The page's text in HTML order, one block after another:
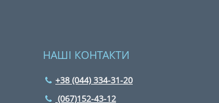
НАШІ КОНТАКТИ
+38 (044) 334-31-20
(067)152-43-12